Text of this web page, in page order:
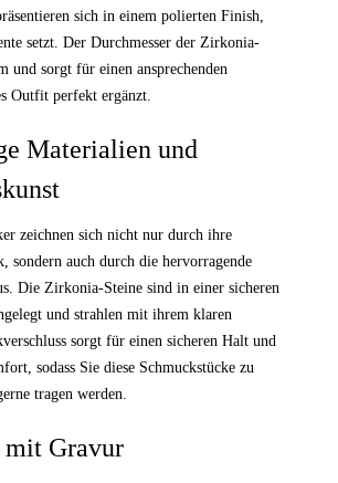
sich in einem polierten Finish,
setzt. Der Durchmesser der Zirkonia-
und sorgt für einen ansprechenden
Outfit perfekt ergänzt.
Materialien und
zeichnen sich nicht nur durch ihre
sondern auch durch die hervorragende
Die Zirkonia-Steine sind in einer sicheren
und strahlen mit ihrem klaren
sorgt für einen sicheren Halt und
sodass Sie diese Schmuckstücke zu
tragen werden.
mit Gravur